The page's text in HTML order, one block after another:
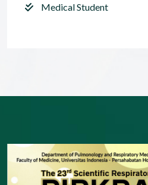
Medical Student